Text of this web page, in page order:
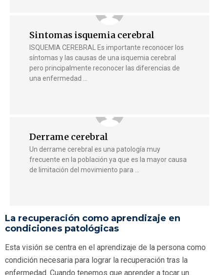
Sintomas isquemia cerebral
ISQUEMIA CEREBRAL Es importante reconocer los
síntomas y las causas de una isquemia cerebral
pero principalmente reconocer las diferencias de
una enfermedad …
Derrame cerebral
Un derrame cerebral es una patología muy
frecuente en la población ya que es la mayor causa
de limitación del movimiento para …
La recuperación como aprendizaje en
condiciones patológicas
Esta visión se centra en el aprendizaje de la persona como
condición necesaria para lograr la recuperación tras la
enfermedad. Cuando tenemos que aprender a tocar un